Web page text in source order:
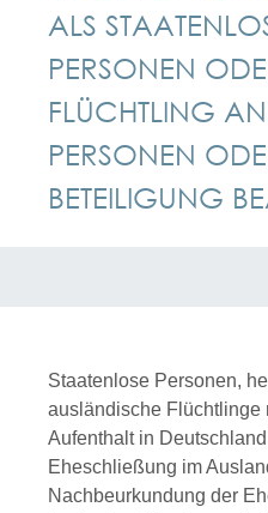
ALS
PERSONEN
FLÜCHTLING
PERSONEN
BETEILIGUNG
Staatenlose Personen,
ausländische Flüchtlinge
Aufenthalt in
Eheschließung im
Nachbeurkundung der